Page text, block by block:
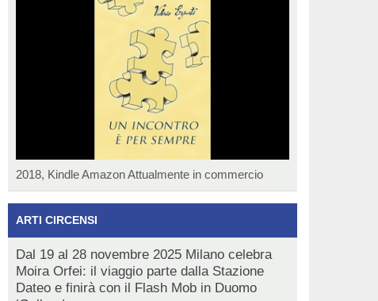
2018, Kindle Amazon Attualmente in commercio
ARTI CIRCENSI
Dal 19 al 28 novembre 2025 Milano celebra
Moira Orfei: il viaggio parte dalla Stazione
Dateo e finirà con il Flash Mob in Duomo